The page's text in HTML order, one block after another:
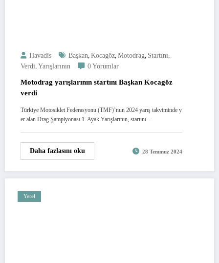
Havadis Başkan, Kocagöz, Motodrag, Startını,
Verdi, Yarışlarının 0 Yorumlar
Motodrag yarışlarının startını Başkan Kocagöz
verdi
Türkiye Motosiklet Federasyonu (TMF)’nun 2024 yarış takviminde y
er alan Drag Şampiyonası 1. Ayak Yarışlarının, startını…
Daha fazlasını oku 28 Temmuz 2024
Yerel